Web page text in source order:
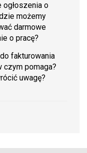
ogłoszenia o
możemy
darmowe
o pracę?
fakturowania
czym pomaga?
uwagę?